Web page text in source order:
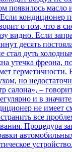
появилось масло
кондиционер
о том, что в
видно. Если
десять
стал дуть
утечка фреона,
но
салона», –
и в
не имеет
все
Процедура